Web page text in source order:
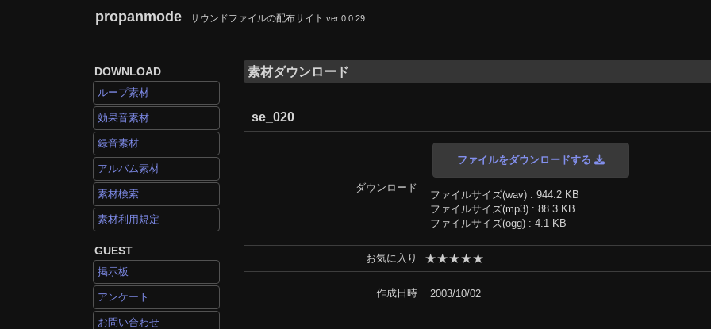
propanmode サウンドファイルの配布サイト ver 0.0.29
DOWNLOAD
ループ素材
効果音素材
録音素材
アルバム素材
素材検索
素材利用規定
GUEST
掲示板
アンケート
お問い合わせ
素材ダウンロード
se_020
ダウンロード
ファイルをダウンロードする
ファイルサイズ(wav) : 944.2 KB
ファイルサイズ(mp3) : 88.3 KB
ファイルサイズ(ogg) : 4.1 KB
お気に入り ★★★★★
作成日時 2003/10/02